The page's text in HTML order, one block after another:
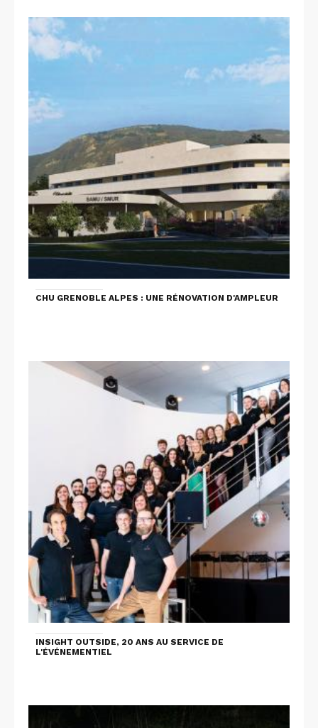
CHU GRENOBLE ALPES : UNE RÉNOVATION D'AMPLEUR
INSIGHT OUTSIDE, 20 ANS AU SERVICE DE
L'ÉVÉNEMENTIEL